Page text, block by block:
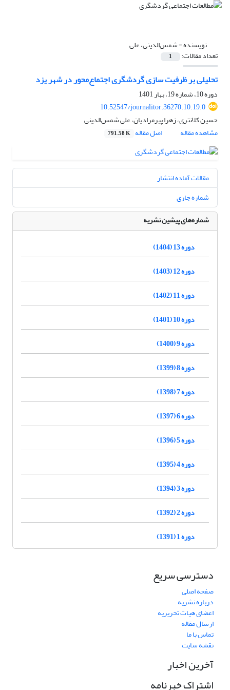
نویسنده =شمس‌الدینی، علی
تعداد مقالات: 1
تحلیلی بر ظرفیت سازی گردشگری اجتماع‌محور در شهر یزد
دوره 10، شماره 19، بهار 1401
10.52547/journalitor.36270.10.19.0
حسین کلانتری، زهرا پیرمرادیان، علی شمس‌الدینی
مشاهده مقاله
اصل مقاله 791.58 K
مقالات آماده انتشار
شماره جاری
شماره‌های پیشین نشریه
دوره 13 (1404)
دوره 12 (1403)
دوره 11 (1402)
دوره 10 (1401)
دوره 9 (1400)
دوره 8 (1399)
دوره 7 (1398)
دوره 6 (1397)
دوره 5 (1396)
دوره 4 (1395)
دوره 3 (1394)
دوره 2 (1392)
دوره 1 (1391)
دسترسی سریع
صفحه اصلی
درباره نشریه
اعضای هیات تحریریه
ارسال مقاله
تماس با ما
نقشه سایت
آخرین اخبار
اشتراک خبرنامه